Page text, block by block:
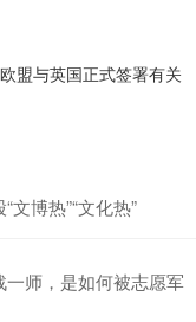
盟与英国正式签署有关
博热”“文化热”
师，是如何被志愿军